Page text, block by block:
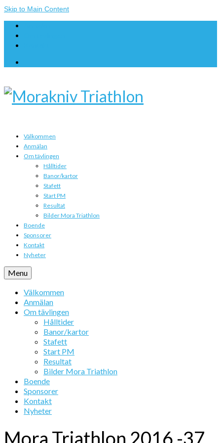
Skip to Main Content
Välkommen
Anmälan
Om tävlingen
Hålltider
Banor/kartor
Stafett
Start PM
Resultat
Bilder Mora Triathlon
Boende
Sponsorer
Kontakt
Nyheter
Menu
Välkommen
Anmälan
Om tävlingen
Hålltider
Banor/kartor
Stafett
Start PM
Resultat
Bilder Mora Triathlon
Boende
Sponsorer
Kontakt
Nyheter
Mora Triathlon 2016 -37